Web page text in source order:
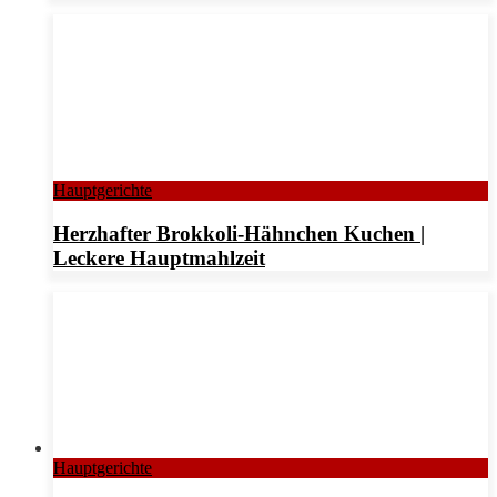
Hauptgerichte
Herzhafter Brokkoli-Hähnchen Kuchen |
Leckere Hauptmahlzeit
Hauptgerichte